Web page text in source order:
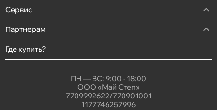
Сервис
Партнерам
Где купить?
ПН — ВС: 9:00 - 18:00
ООО «Май Степ»
7709992622/770901001
1177746257996